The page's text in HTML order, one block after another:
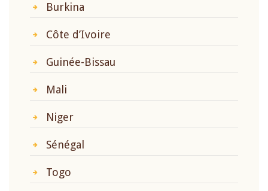
Burkina
Côte d’Ivoire
Guinée-Bissau
Mali
Niger
Sénégal
Togo